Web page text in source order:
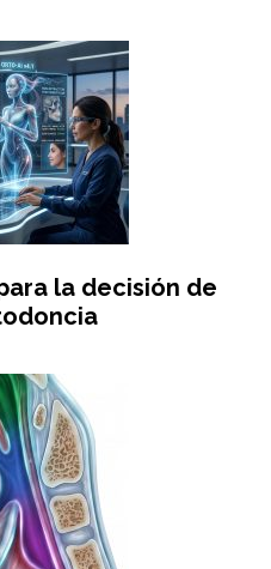
la decisión de